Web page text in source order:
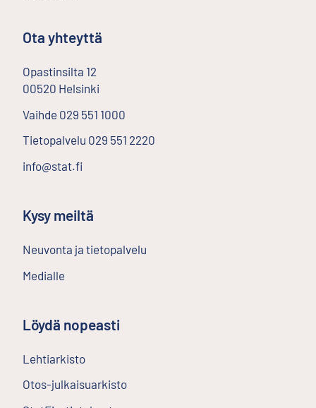
Ota yhteyttä
Opastinsilta 12
00520 Helsinki
Vaihde 029 551 1000
Tietopalvelu 029 551 2220
info@stat.fi
Kysy meiltä
Neuvonta ja tietopalvelu
Medialle
Löydä nopeasti
Lehtiarkisto
Otos-julkaisuarkisto